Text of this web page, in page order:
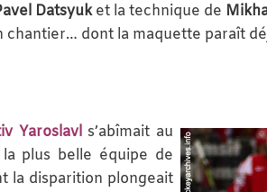
Datsyuket la technique de
dont la maquette paraît
Yaroslavls’abîmait au
plus belle équipe de
la disparition plongeait